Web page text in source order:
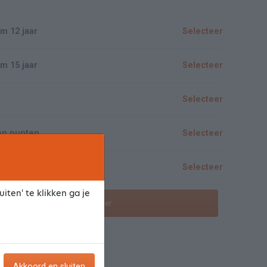
12 jaar Selecteer
15 jaar Selecteer
Selecteer
punten Selecteer
Selecteer
Toon meer/minder
te klikken ga je